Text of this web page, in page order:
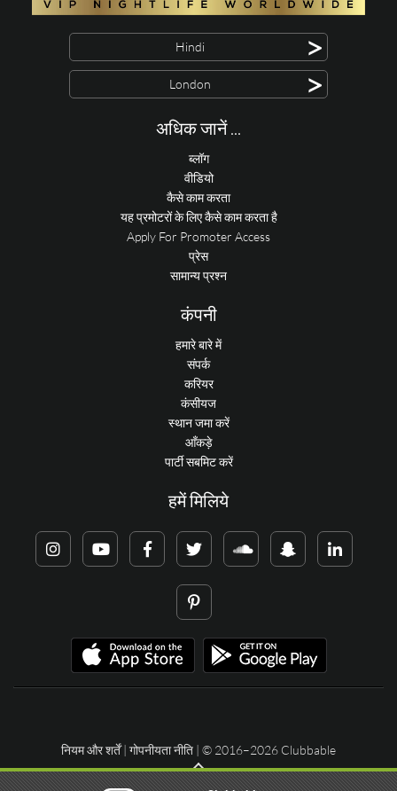
Hindi >
London >
अधिक जानें ...
ब्लॉग
वीडियो
कैसे काम करता
यह प्रमोटरों के लिए कैसे काम करता है
Apply For Promoter Access
प्रेस
सामान्य प्रश्न
कंपनी
हमारे बारे में
संपर्क
करियर
कंसीयज
स्थान जमा करें
आँकड़े
पार्टी सबमिट करें
हमें मिलिये
नियम और शर्तें| गोपनीयता नीति | © 2016–2026 Clubbable